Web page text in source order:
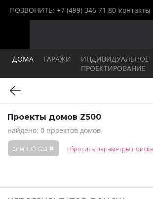
ПОЗВОНИТЬ: +7 (499) 346 71 80 контакты
ДОМА ГАРАЖИ
ИНДИВИДУАЛЬНОЕ
ПРОЕКТИРОВАНИЕ
Проекты домов Z500
найдено: 0 проектов домов
зимний сад ✖ сбросить параметры поиска